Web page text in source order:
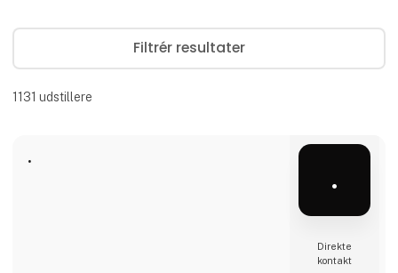
Filtrér resultater
1131 udstillere
.
.
Direkte
kontakt